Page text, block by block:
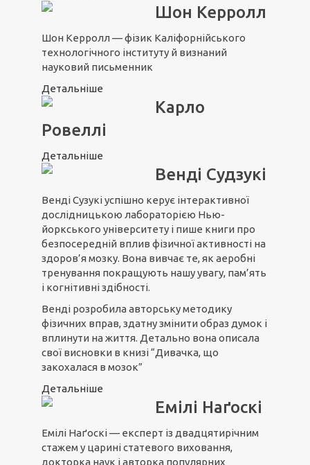
Шон Керролл
Шон Керролл — фізик Каліфорнійського
технологічного інституту й визнаний
науковий письменник
Детальніше
Карло
Ровеллі
Детальніше
Венді Судзукі
Венді Сузукі успішно керує інтерактивної
дослідницькою лабораторією Нью-
йоркського університету і пише книги про
безпосередній вплив фізичної активності на
здоров’я мозку. Вона вивчає те, як аеробні
тренування покращують нашу увагу, пам’ять
і когнітивні здібності.
Венді розробила авторську методику
фізичних вправ, здатну змінити образ думок і
вплинути на життя. Детально вона описала
свої висновки в книзі “Дивачка, що
закохалася в мозок”
Детальніше
Емілі Наґоскі
Емілі Наґоскі — експерт із двадцятирічним
стажем у царині статевого виховання,
докторка наук і авторка популярних